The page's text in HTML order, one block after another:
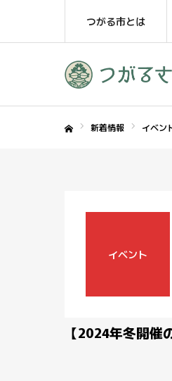
つがる市とは
新着情報 イベン
イベント
【2024年冬開催